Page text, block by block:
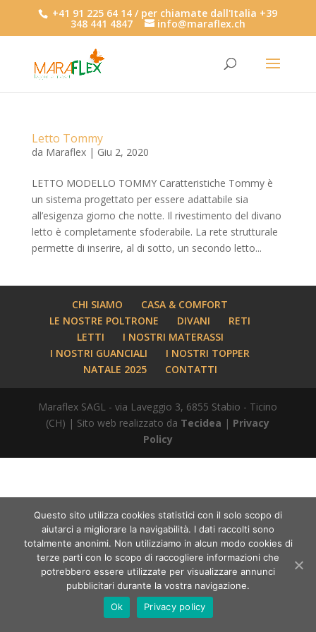
+41 91 225 64 14 / per chiamate dall'Italia +39
348 441 4847 info@maraflex.ch
Letto Tommy
da Maraflex| Giu 2, 2020
LETTO MODELLO TOMMY Caratteristiche Tommy è
un sistema progettato per essere adattabile sia
all’esigenza giorno che notte. Il rivestimento del divano
letto è completamente sfoderabile. La rete strutturale
permette di inserire, al di sotto, un secondo letto...
CHI SIAMO
CASA & COMFORT
LE NOSTRE POLTRONE
DIVANI
RETI
LETTI
I NOSTRI MATERASSI
I NOSTRI GUANCIALI
I NOSTRI TOPPER
NATALE 2025
CONTATTI
Maraflex SAGL - via Laveggio 3, 6855 Stabio - Ticino
(CH) | Sito web realizzato da Tecidea | Privacy
Policy
Questo sito utilizza cookies statistici con il solo scopo di
aiutarci a migliorare la navigabilità. I dati raccolti sono
totalmente anonimi. Non utilizziamo in alcun modo cookies di
terze parti con lo scopo di raccogliere informazioni che
potrebbero essere utilizzate per visualizzare annunci
pubblicitari durante la vostra navigazione.
Ok
Privacy policy